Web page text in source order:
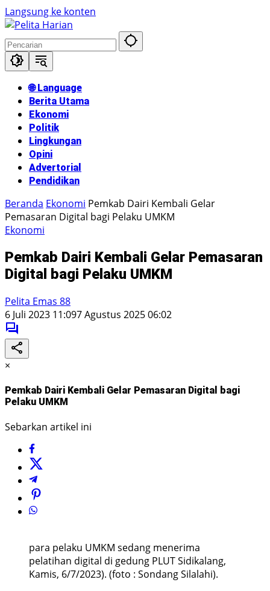
Langsung ke konten
🌐 Language
Berita Utama
Ekonomi
Politik
Lingkungan
Opini
Advertorial
Pendidikan
Beranda Ekonomi Pemkab Dairi Kembali Gelar
Pemasaran Digital bagi Pelaku UMKM
Ekonomi
Pemkab Dairi Kembali Gelar Pemasaran
Digital bagi Pelaku UMKM
Pelita Emas 88
6 Juli 2023 11:097 Agustus 2025 06:02
×
Pemkab Dairi Kembali Gelar Pemasaran Digital bagi
Pelaku UMKM
Sebarkan artikel ini
para pelaku UMKM sedang menerima
pelatihan digital di gedung PLUT Sidikalang,
Kamis, 6/7/2023). (foto : Sondang Silalahi).